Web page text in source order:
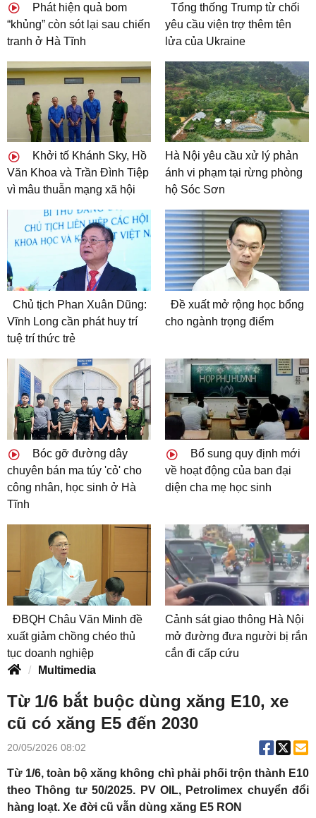
Phát hiện quả bom
“khủng” còn sót lại sau chiến
tranh ở Hà Tĩnh
Tổng thống Trump từ chối
yêu cầu viện trợ thêm tên
lửa của Ukraine
Khởi tố Khánh Sky, Hồ
Văn Khoa và Trần Đình Tiệp
vì mâu thuẫn mạng xã hội
Hà Nội yêu cầu xử lý phản
ánh vi phạm tại rừng phòng
hộ Sóc Sơn
Chủ tịch Phan Xuân Dũng:
Vĩnh Long cần phát huy trí
tuệ trí thức trẻ
Đề xuất mở rộng học bổng
cho ngành trọng điểm
Bóc gỡ đường dây
chuyên bán ma túy 'cỏ' cho
công nhân, học sinh ở Hà
Tĩnh
Bổ sung quy định mới
về hoạt động của ban đại
diện cha mẹ học sinh
ĐBQH Châu Văn Minh đề
xuất giảm chồng chéo thủ
tục doanh nghiệp
Cảnh sát giao thông Hà Nội
mở đường đưa người bị rắn
cắn đi cấp cứu
Multimedia
Từ 1/6 bắt buộc dùng xăng E10, xe
cũ có xăng E5 đến 2030
20/05/2026 08:02
Từ 1/6, toàn bộ xăng không chì phải phối trộn thành E10
theo Thông tư 50/2025. PV OIL, Petrolimex chuyển đổi
hàng loạt. Xe đời cũ vẫn dùng xăng E5 RON